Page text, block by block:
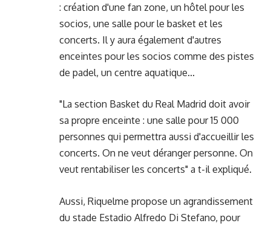
: création d'une fan zone, un hôtel pour les
socios, une salle pour le basket et les
concerts. Il y aura également d'autres
enceintes pour les socios comme des pistes
de padel, un centre aquatique...
"La section Basket du Real Madrid doit avoir
sa propre enceinte : une salle pour 15 000
personnes qui permettra aussi d'accueillir les
concerts. On ne veut déranger personne. On
veut rentabiliser les concerts" a t-il expliqué.
Aussi, Riquelme propose un agrandissement
du stade Estadio Alfredo Di Stefano, pour